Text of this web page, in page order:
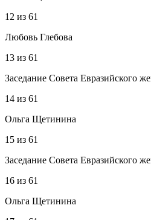
12 из 61
Любовь Глебова
13 из 61
Заседание Совета Евразийского
14 из 61
Ольга Щетинина
15 из 61
Заседание Совета Евразийского
16 из 61
Ольга Щетинина